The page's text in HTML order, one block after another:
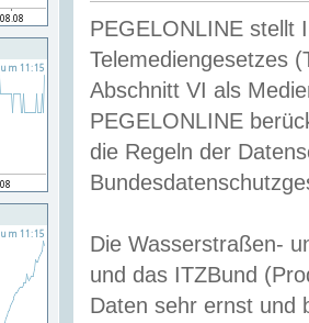
PEGELONLINE stellt
Telemediengesetzes
Abschnitt VI als
PEGELONLINE
die Regeln der
Die Wasserstraßen-
und das ITZBund
Daten sehr ernst und